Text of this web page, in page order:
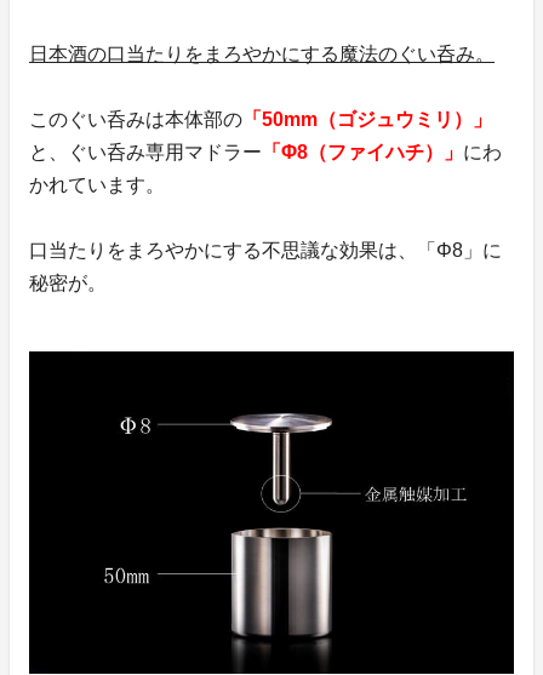
日本酒の口当たりをまろやかにする魔法のぐい呑み。
このぐい呑みは本体部の 「50mm（ゴジュウミリ）」
と、ぐい呑み専用マドラー 「Φ8（ファイハチ）」 にわ
かれています。
口当たりをまろやかにする不思議な効果は、「Φ8」に
秘密が。